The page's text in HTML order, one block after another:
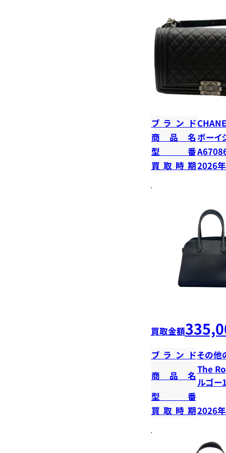
ブランド
商品名ボーイ
型番
買取時期2026
買取金額
ブランドその他
商品名
The
ルゴー
型番
買取時期2026